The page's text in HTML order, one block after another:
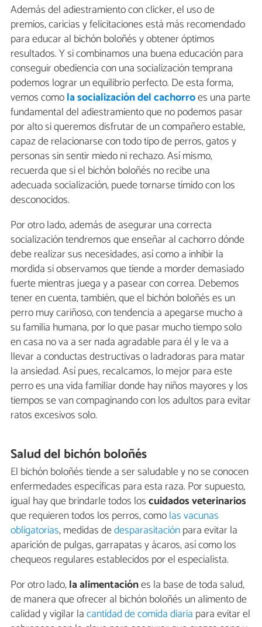
Además del adiestramiento con clicker, el uso de
premios, caricias y felicitaciones está más recomendado
para educar al bichón boloñés y obtener óptimos
resultados. Y si combinamos una buena educación para
conseguir obediencia con una socialización temprana
podemos lograr un equilibrio perfecto. De esta forma,
vemos comola socialización del cachorroes una parte
fundamental del adiestramiento que no podemos pasar
por alto si queremos disfrutar de un compañero estable,
capaz de relacionarse con todo tipo de perros, gatos y
personas sin sentir miedo ni rechazo. Así mismo,
recuerda que si el bichón boloñés no recibe una
adecuada socialización, puede tornarse tímido con los
desconocidos.
Por otro lado, además de asegurar una correcta
socialización tendremos que enseñar al cachorro dónde
debe realizar sus necesidades, así como a inhibir la
mordida si observamos que tiende a morder demasiado
fuerte mientras juega y a pasear con correa. Debemos
tener en cuenta, también, que el bichón boloñés es un
perro muy cariñoso, con tendencia a apegarse mucho a
su familia humana, por lo que pasar mucho tiempo solo
en casa no va a ser nada agradable para él y le va a
llevar a conductas destructivas o ladradoras para matar
la ansiedad. Así pues, recalcamos, lo mejor para este
perro es una vida familiar donde hay niños mayores y los
tiempos se van compaginando con los adultos para evitar
ratos excesivos solo.
Salud del bichón boloñés
El bichón boloñés tiende a ser saludable y no se conocen
enfermedades específicas para esta raza. Por supuesto,
igual hay que brindarle todos loscuidados veterinarios
que requieren todos los perros, comolas vacunas
obligatorias, medidas dedesparasitaciónpara evitar la
aparición de pulgas, garrapatas y ácaros, así como los
chequeos regulares establecidos por el especialista.
Por otro lado,la alimentaciónes la base de toda salud,
de manera que ofrecer al bichón boloñés un alimento de
calidad y vigilar lacantidad de comida diaria para evitar el